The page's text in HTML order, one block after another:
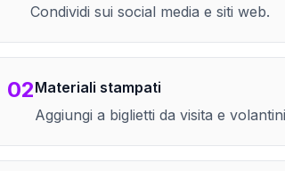
Condividi sui social media e siti web.
02Materiali stampati
Aggiungi a biglietti da visita e